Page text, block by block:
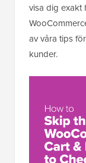
visa dig exakt
av våra tips
kunder.